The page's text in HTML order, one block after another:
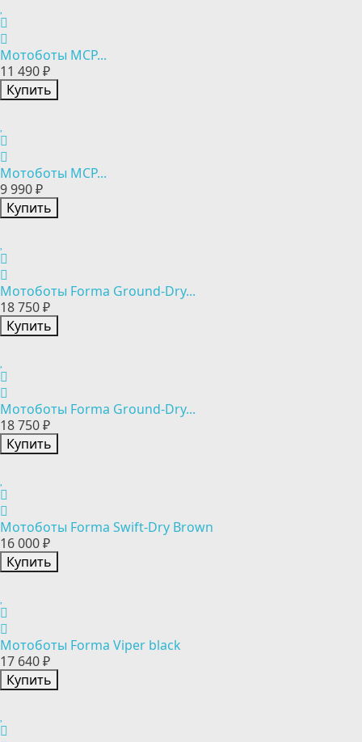
Мотоботы MCP...
11 490 ₽
Купить
Мотоботы MCP...
9 990 ₽
Купить
Мотоботы Forma Ground-Dry...
18 750 ₽
Купить
Мотоботы Forma Ground-Dry...
18 750 ₽
Купить
Мотоботы Forma Swift-Dry Brown
16 000 ₽
Купить
Мотоботы Forma Viper black
17 640 ₽
Купить